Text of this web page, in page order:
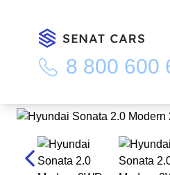
8 800 600
Главная Каталог/Hyundai Sonata